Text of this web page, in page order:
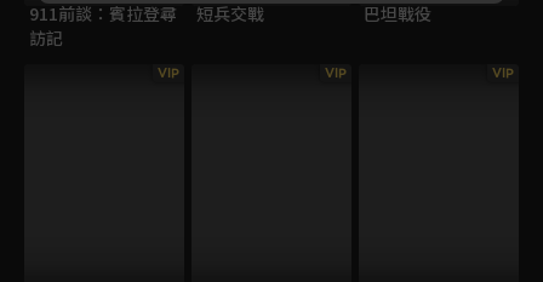
911前談：賓拉登尋
訪記
短兵交戰 巴坦戰役
VIP VIP VIP